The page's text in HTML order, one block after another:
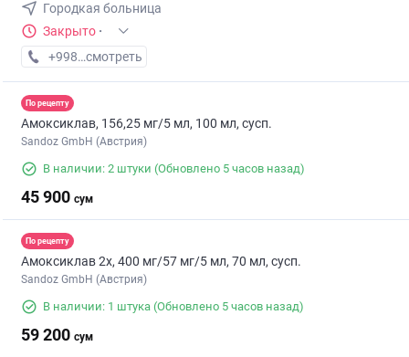
Городкая больница
Закрыто ·
+998 (99) XXX-XX-XX
смотреть
По рецепту
Амоксиклав, 156,25 мг/5 мл, 100 мл, сусп.
Sandoz GmbH (Австрия)
В наличии: 2 штуки (Обновлено 5 часов назад)
45 900 сум
По рецепту
Амоксиклав 2х, 400 мг/57 мг/5 мл, 70 мл, сусп.
Sandoz GmbH (Австрия)
В наличии: 1 штука (Обновлено 5 часов назад)
59 200 сум